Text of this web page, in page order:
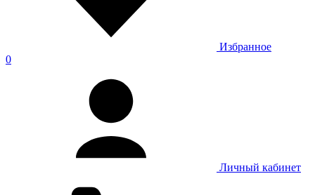
Избранное
0
Личный кабинет